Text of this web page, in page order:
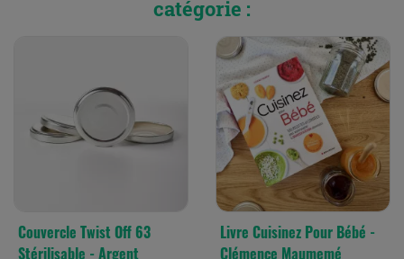
catégorie :
Couvercle Twist Off 63
Stérilisable - Argent
Livre Cuisinez Pour Bébé -
Clémence Maumemé